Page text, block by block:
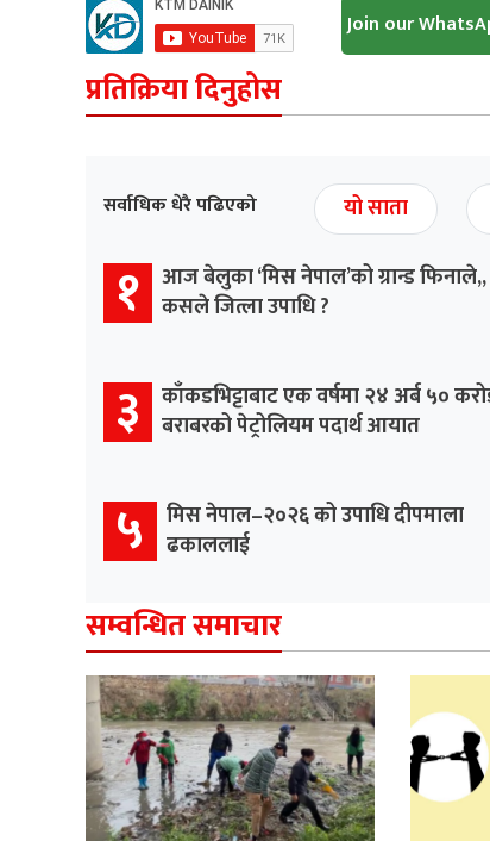
Join our
प्रतिक्रिया दिनुहोस
सर्वाधिक धेरै पढिएको यो साता
१ आज बेलुका ‘मिस नेपाल’को ग्रान्ड फिनाले,,
कसले जित्ला उपाधि ?
३ काँकडभिट्टाबाट एक वर्षमा २४ अर्ब ५०
बराबरको पेट्रोलियम पदार्थ आयात
५ मिस नेपाल–२०२६ को उपाधि दीपमाला
ढकाललाई
सम्वन्धित समाचार